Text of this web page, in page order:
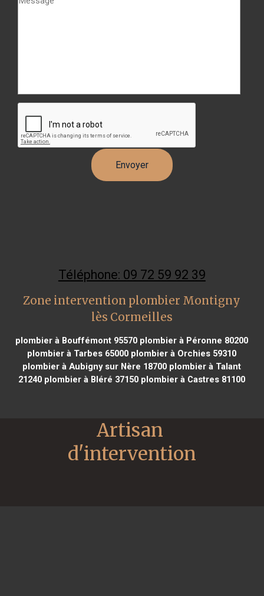
Téléphone: 09 72 59 92 39
Zone intervention plombier Montigny
lès Cormeilles
plombier à Bouffémont 95570 plombier à Péronne 80200
plombier à Tarbes 65000 plombier à Orchies 59310
plombier à Aubigny sur Nère 18700 plombier à Talant
21240 plombier à Bléré 37150 plombier à Castres 81100
Artisan
d'intervention